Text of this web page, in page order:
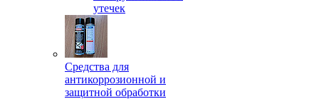
утечек
Средства для
антикоррозионной и
защитной обработки